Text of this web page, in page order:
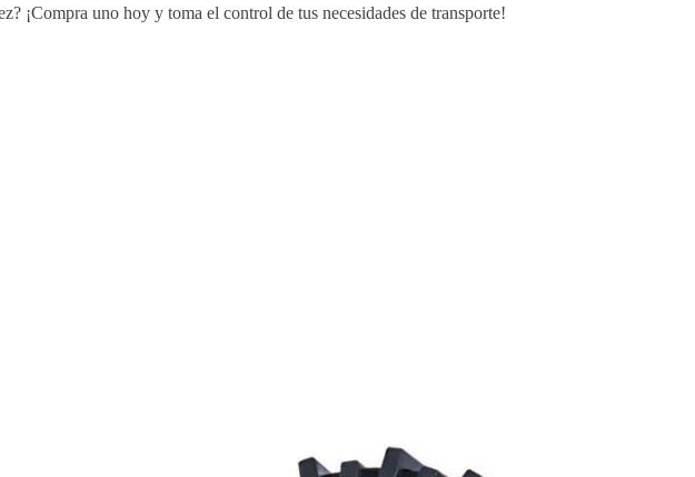
¡Compra uno hoy y toma el control de tus necesidades de transporte!